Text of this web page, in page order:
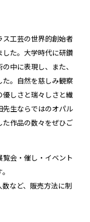
工芸の世界的創始者
た。大学時代に研鑽
中に表現し、また、
。自然を慈しみ観察
優しさと瑞々しさと繊
生ならではのオパル
作品の数々をぜひご
会・催し・イベント
など、販売方法に制